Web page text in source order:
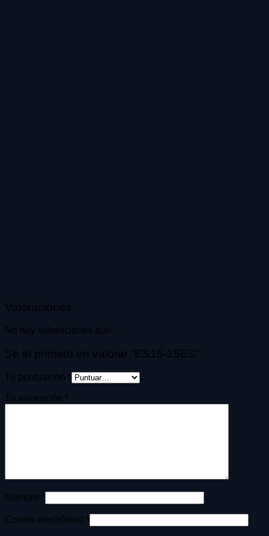
Valoraciones
No hay valoraciones aún.
Sé el primero en valorar “ES15-15ES”
Tu puntuación *
Tu valoración *
Nombre *
Correo electrónico *